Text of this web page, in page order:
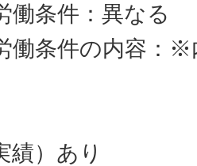
働条件：異なる
働条件の内容：
績）あり